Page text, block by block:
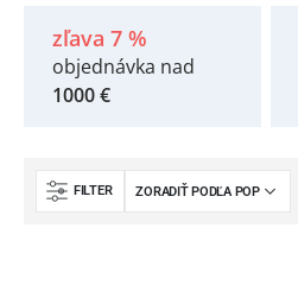
zľava 7 %
objednávka nad
1000 €
FILTER